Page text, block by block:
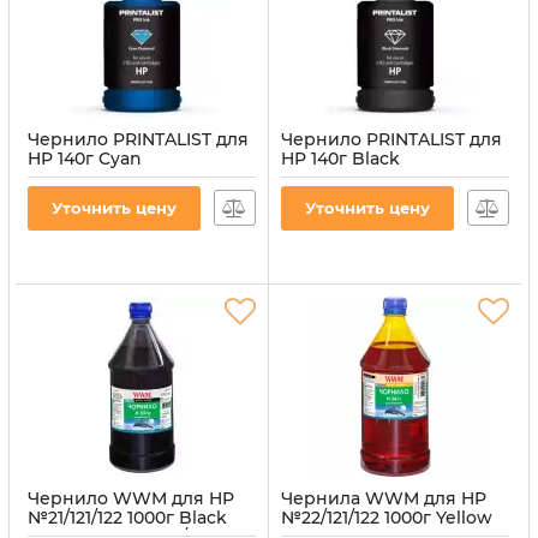
Чернило PRINTALIST для
HP 140г Cyan
водорастворимое (PL-
PL-INK-HP-C
Уточнить цену
Чернило PRINTALIST для
HP 140г Black
водорастворимое (PL-
PL-INK-HP-B
Уточнить цену
Чернило WWM для HP
№21/121/122 1000г Black
Чернила WWM для HP
№22/121/122 1000г Yellow